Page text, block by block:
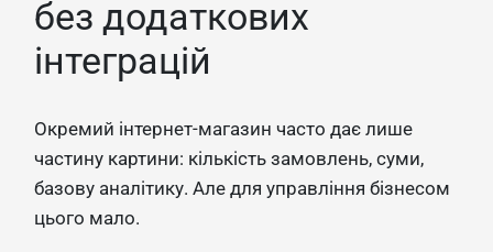
без додаткових
інтеграцій
Окремий інтернет-магазин часто дає лише
частину картини: кількість замовлень, суми,
базову аналітику. Але для управління бізнесом
цього мало.